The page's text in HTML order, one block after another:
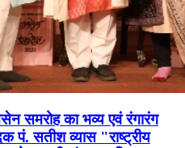
समरोह का भव्य एवं रंगारंग
पं. सतीश व्यास "राष्ट्रीय